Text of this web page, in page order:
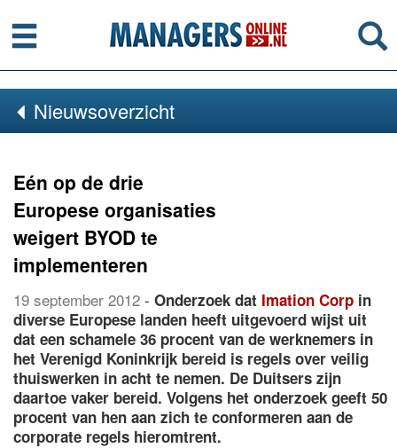
Menu
Nieuwsoverzicht
Eén op de drie
Europese organisaties
weigert BYOD te
implementeren
19 september 2012 - Onderzoek dat Imation Corp in
diverse Europese landen heeft uitgevoerd wijst uit
dat een schamele 36 procent van de werknemers in
het Verenigd Koninkrijk bereid is regels over veilig
thuiswerken in acht te nemen. De Duitsers zijn
daartoe vaker bereid. Volgens het onderzoek geeft 50
procent van hen aan zich te conformeren aan de
corporate regels hieromtrent.